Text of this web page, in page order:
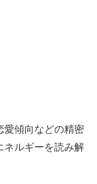
愛傾向などの精密
ネルギーを読み解